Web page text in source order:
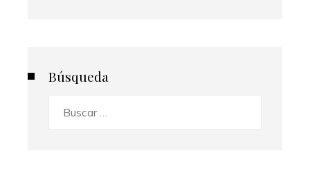
Búsqueda